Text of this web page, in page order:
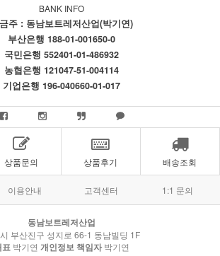
BANK INFO
주 : 동남보트레저산업(박기연)
부산은행 188-01-001650-0
국민은행 552401-01-486932
농협은행 121047-51-004114
기업은행 196-040660-01-017
상품문의 상품후기 배송조회
이용안내 고객센터 1:1 문의
동남보트레저산업
부산진구 성지로 66-1 동남빌딩 1F
표 박기연 개인정보 책임자 박기연